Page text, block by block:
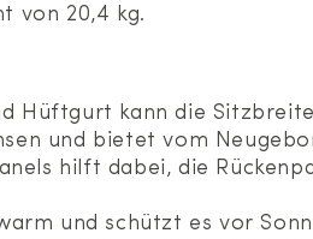
von 20,4 kg.
Hüftgurt kann die Sitzbreite
und bietet vom
hilft dabei, die
und schützt es vor